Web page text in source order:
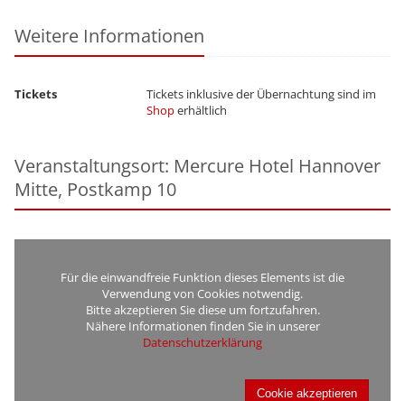
Weitere Informationen
Tickets
Tickets inklusive der Übernachtung sind im
Shoperhältlich
Veranstaltungsort: Mercure Hotel Hannover
Mitte, Postkamp 10
Für die einwandfreie Funktion dieses Elements ist die
Verwendung von Cookies notwendig.
Bitte akzeptieren Sie diese um fortzufahren.
Nähere Informationen finden Sie in unserer
Datenschutzerklärung
Cookie akzeptieren